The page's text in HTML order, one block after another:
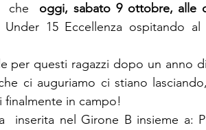
che oggi, sabato 9 ottobre, alle
Under 15 Eccellenza ospitando
per questi ragazzi dopo un anno
ci auguriamo ci stiano
in campo!
inserita nel Girone B insieme a: